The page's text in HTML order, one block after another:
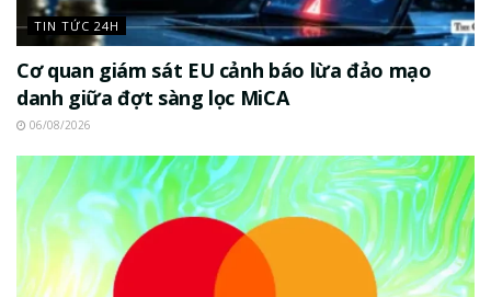
TIN TỨC 24H
Cơ quan giám sát EU cảnh báo lừa đảo mạo
danh giữa đợt sàng lọc MiCA
06/08/2026